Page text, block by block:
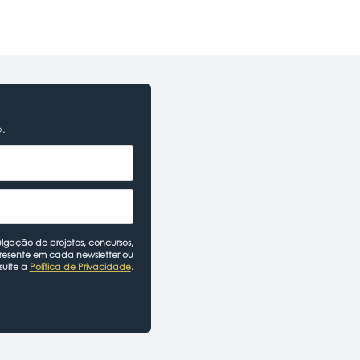
de projetos, concursos,
em cada newsletter ou
a Política de Privacidade.